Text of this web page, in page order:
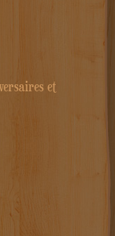
et